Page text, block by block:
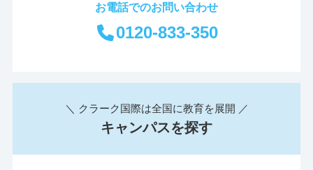
お電話でのお問い合わせ
0120-833-350
＼ クラーク国際は全国に教育を展開 ／
キャンパスを探す